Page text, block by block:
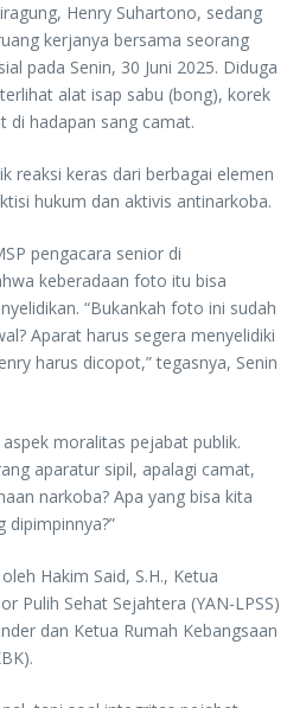
Henry Suhartono, sedang
kerjanya bersama seorang
pada Senin, 30 Juni 2025. Diduga
alat isap sabu (bong), korek
di hadapan sang camat.
reaksi keras dari berbagai elemen
hukum dan aktivis antinarkoba.
pengacara senior di
keberadaan foto itu bisa
“Bukankah foto ini sudah
Aparat harus segera menyelidiki
harus dicopot,” tegasnya, Senin
moralitas pejabat publik.
aparatur sipil, apalagi camat,
narkoba? Apa yang bisa kita
dipimpinnya?”
Hakim Said, S.H., Ketua
Pulih Sehat Sejahtera (YAN-LPSS)
dan Ketua Rumah Kebangsaan